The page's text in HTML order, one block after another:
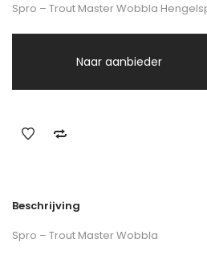
Spro – Trout Master Wobbla
Naar aanbieder
Beschrijving
Spro – Trout Master Wobbla